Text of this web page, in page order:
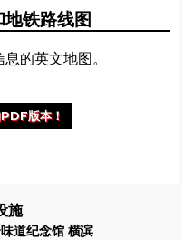
铁路线图
的英文地图。
版本！
施
道纪念馆 横滨